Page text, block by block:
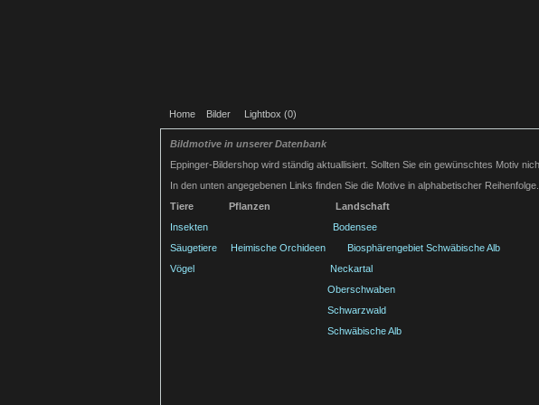
Home Bilder Lightbox (0)
Bildmotive in unserer Datenbank
Eppinger-Bildershop wird ständig aktuallisiert. Sollten Sie ein gewünschtes Motiv
In den unten angegebenen Links finden Sie die Motive in alphabetischer Reihenfolge.
Tiere
Pflanzen
Landschaft
Insekten
Bodensee
Säugetiere
Heimische Orchideen
Biosphärengebiet Schwäbische Alb
Vögel
Neckartal
Oberschwaben
Schwarzwald
Schwäbische Alb